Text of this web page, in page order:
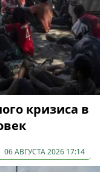
кризиса в
06 АВГУСТА 2026 17:14